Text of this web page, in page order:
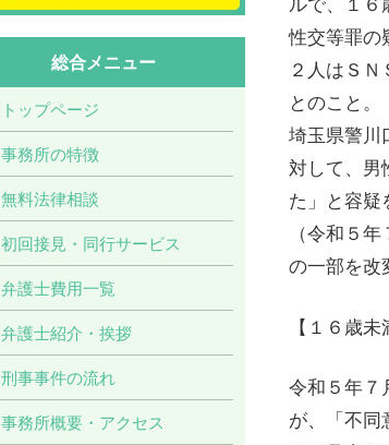
性交等罪の
２人はＳ
とのこと。
埼玉県警川
対して、男
た」と容疑
（令和５
の一部を改
【１６歳
令和５年７
が、「不同
総合メニュー
トップページ
事務所の特徴
無料法律相談
初回接見・同行サービス
弁護士費用一覧
弁護士紹介・挨拶
刑事事件の流れ
事務所概要・アクセス